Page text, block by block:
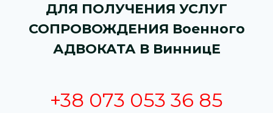
оформить документы для получения всех
положенных выплат и защитит права семьи в
случае отказа.
ДЛЯ ПОЛУЧЕНИЯ УСЛУГ
СОПРОВОЖДЕНИЯ Военного
АДВОКАТА В ВинницЕ
+38 073 053 36 85